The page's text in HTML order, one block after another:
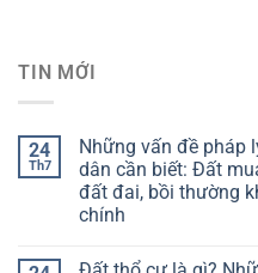
TIN MỚI
24
Th7
Những vấn đề pháp
dân cần biết: Đất
đất đai, bồi thường
chính